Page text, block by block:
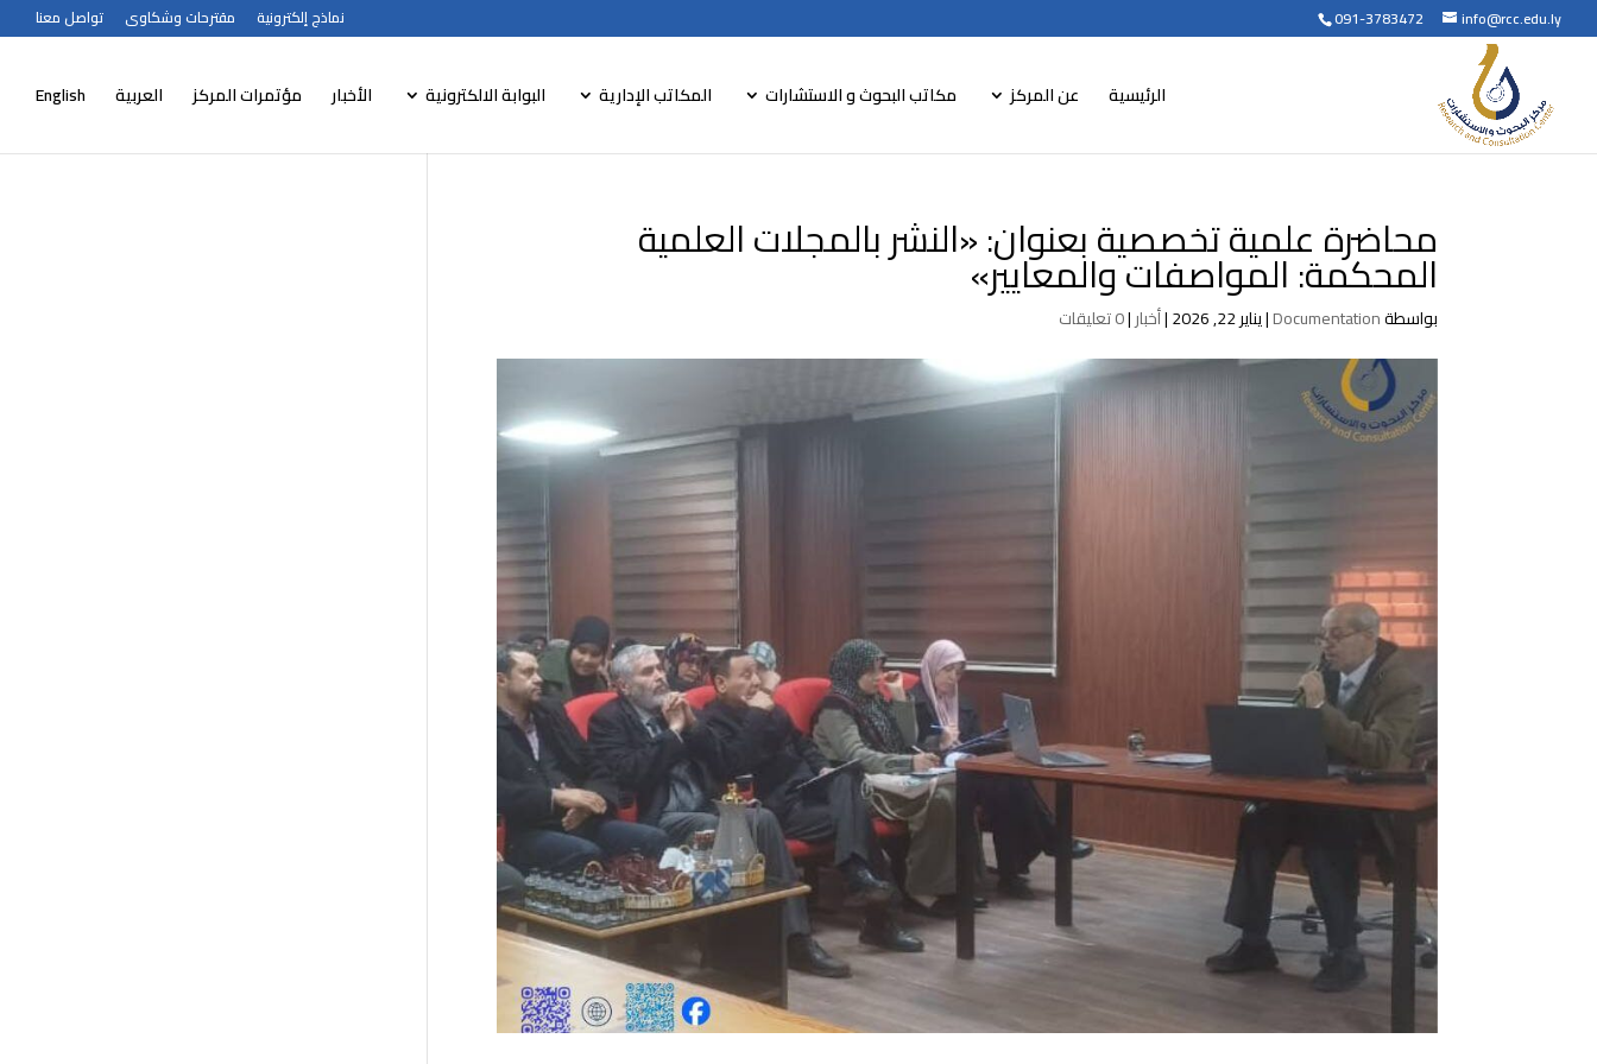
091-3783472 info@rcc.edu.ly نماذج إلكترونية مقترحات وشكاوى تواصل معنا
الرئيسية عن المركز مكاتب البحوث و الاستشارات المكاتب الإدارية البوابة الالكترونية الأخبار مؤتمرات المركز العربية English
محاضرة علمية تخصصية بعنوان: «النشر بالمجلات العلمية
المحكمة: المواصفات والمعايير»
بواسطةDocumentation
|يناير 22, 2026 |أخبار|0 تعليقات